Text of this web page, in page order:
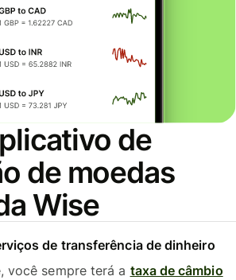
de
de moedas
Wise
de transferência de dinheiro
você sempre terá a taxa de câmbio